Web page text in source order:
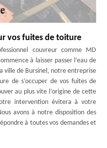
vos fuites de toiture
couvreur comme MD
à laisser passer l’eau de
ville de Bursinel, notre entreprise
de s’occuper de vos fuites de
au plus vite l’origine de cette
intervention évitera à votre
avons à notre disposition des
à toutes vos demandes et